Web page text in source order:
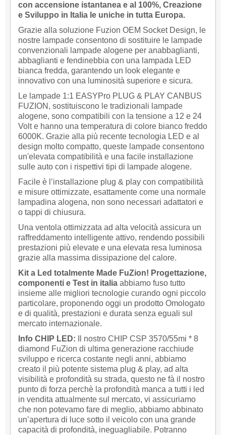
con accensione istantanea e al 100%, Creazione
e Sviluppo in Italia le uniche in tutta Europa.
Grazie alla soluzione Fuzion OEM Socket Design, le
nostre lampade consentono di sostituire le lampade
convenzionali lampade alogene per anabbaglianti,
abbaglianti e fendinebbia con una lampada LED
bianca fredda, garantendo un look elegante e
innovativo con una luminosità superiore e sicura.
Le lampade 1:1 EASYPro PLUG & PLAY CANBUS
FUZION, sostituiscono le tradizionali lampade
alogene, sono compatibili con la tensione a 12 e 24
Volt e hanno una temperatura di colore bianco freddo
6000K. Grazie alla più recente tecnologia LED e al
design molto compatto, queste lampade consentono
un'elevata compatibilità e una facile installazione
sulle auto con i rispettivi tipi di lampade alogene.
Facile è l’installazione plug & play con compatibilità
e misure ottimizzate, esattamente come una normale
lampadina alogena, non sono necessari adattatori e
o tappi di chiusura.
Una ventola ottimizzata ad alta velocità assicura un
raffreddamento intelligente attivo, rendendo possibili
prestazioni più elevate e una elevata resa luminosa
grazie alla massima dissipazione del calore.
Kit a Led totalmente Made FuZion! Progettazione,
componenti e Test in italia abbiamo fuso tutto
insieme alle migliori tecnologie curando ogni piccolo
particolare, proponendo oggi un prodotto Omologato
e di qualità, prestazioni e durata senza eguali sul
mercato internazionale.
Info CHIP LED:
Il nostro CHIP CSP 3570/55mi * 8
diamond FuZion di ultima generazione racchiude
sviluppo e ricerca costante negli anni, abbiamo
creato il più potente sistema plug & play, ad alta
visibilità e profondità su strada, questo ne fà il nostro
punto di forza perchè la profondità manca a tutti i led
in vendita attualmente sul mercato, vi assicuriamo
che non potevamo fare di meglio, abbiamo abbinato
un’apertura di luce sotto il veicolo con una grande
capacità di profondità, ineguagliabile. Potranno